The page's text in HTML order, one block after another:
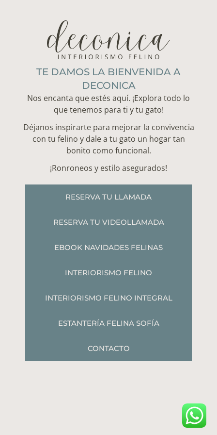
TE DAMOS LA BIENVENIDA A
DECONICA
Nos encanta que estés aquí. ¡Explora todo lo
que tenemos para ti y tu gato!
Déjanos inspirarte para mejorar la convivencia
con tu felino y dale a tu gato un hogar tan
bonito como funcional.
¡Ronroneos y estilo asegurados!
RESERVA TU LLAMADA
RESERVA TU VIDEOLLAMADA
EBOOK NAVIDADES FELINAS
INTERIORISMO FELINO
INTERIORISMO FELINO INTEGRAL
ESTANTERÍA FELINA SOFÍA
CONTACTO